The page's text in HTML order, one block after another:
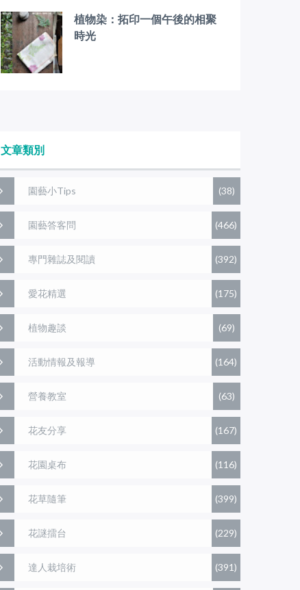
植物染：拓印一個午後的相聚
時光
文章類別
園藝小Tips (38)
園藝答客問 (466)
專門雜誌及閱讀 (392)
愛花精選 (175)
植物趣談 (69)
活動情報及報導 (164)
營養教室 (63)
花友分享 (167)
花園桌布 (116)
花草隨筆 (399)
花謎擂台 (229)
達人栽培術 (391)